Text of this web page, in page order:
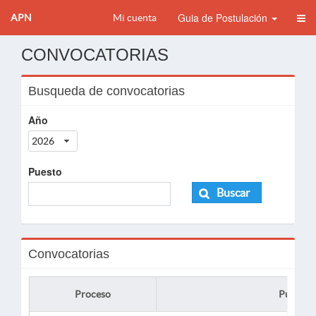
APN Mi cuenta Guia de Postulación
CONVOCATORIAS
Busqueda de convocatorias
Año
2026
Puesto
Buscar
Convocatorias
Proceso Puesto